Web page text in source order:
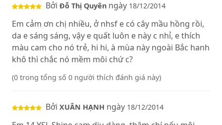
Bởi Đỗ Thị Quyên ngày 18/12/2014
Em cảm ơn chị nhiều, ở nhsf e có cây mầu hồng rồi,
da e sáng sáng, vậy e quất luôn e này c nhỉ, e thích
màu cam cho nó trẻ, hi hi, à mùa này ngoài Bắc hanh
khô thì chắc nó mềm môi chứ c?
(0 trong tổng số 0 người thích đánh giá này)
Bởi XUÂN HẠNH ngày 18/12/2014